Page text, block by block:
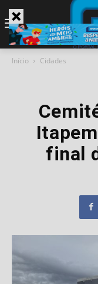
Início Cidades
final